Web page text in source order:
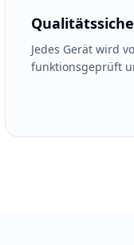
Jedes Gerät wird
funktionsgeprüft